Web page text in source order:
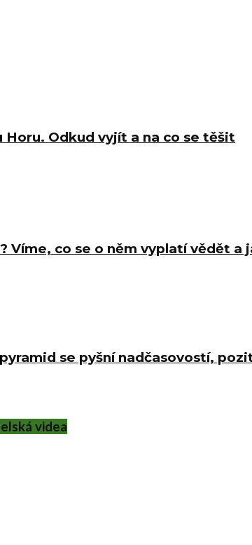
Horu. Odkud vyjít a na co se těšit
Víme, co se o něm vyplatí vědět
se pyšní nadčasovostí,
videa